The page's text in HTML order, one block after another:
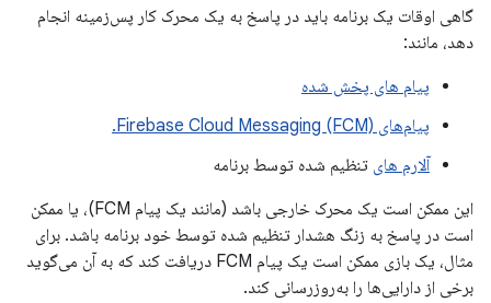
گاهی اوقات یک برنامه باید در پاسخ به یک محرک کار پس‌زمینه انجام
دهد، مانند:
پیام های پخش شده
پیام‌های Firebase Cloud Messaging (FCM).
آلارم های تنظیم شده توسط برنامه
این ممکن است یک محرک خارجی باشد (مانند یک پیام FCM)، یا ممکن
است در پاسخ به زنگ هشدار تنظیم شده توسط خود برنامه باشد. برای
مثال، یک بازی ممکن است یک پیام FCM دریافت کند که به آن می‌گوید
برخی از دارایی‌ها را به‌روزرسانی کند.